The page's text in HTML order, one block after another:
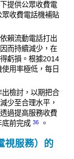
提供公眾收費電
收費電話機補貼
賴流動電話打出
而持續減少，在
虧損。根據2014
用率極低，每日
檢討，以期把合
少至合理水平，
過提高服務收費
底前完成 36 。
視服務）的